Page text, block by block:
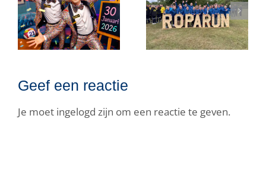
Over de
finish
Onze acties
van deze
editie
Geef een reactie
Je moet ingelogd zijn om een reactie te geven.